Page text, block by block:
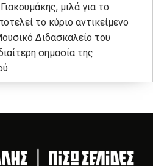
μιλά για το
το κύριο αντικείμενο
Διδασκαλείο του
σημασία της